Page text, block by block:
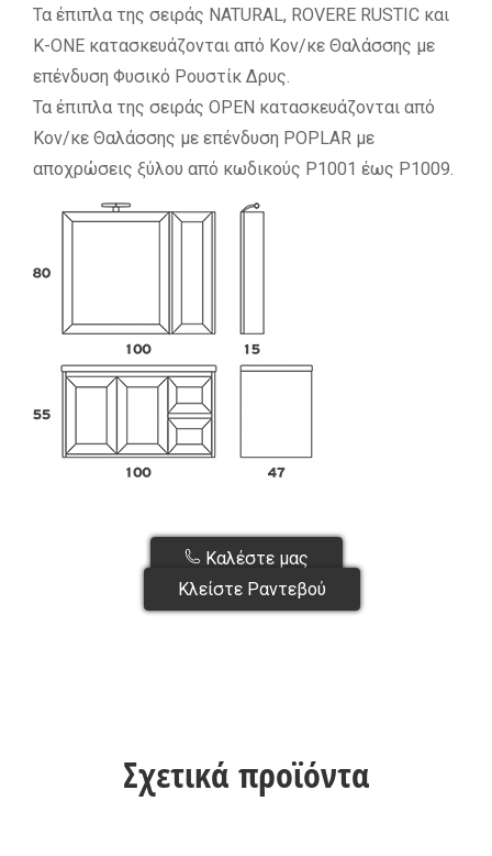
Τα έπιπλα της σειράς NATURAL, ROVERE RUSTIC και
K-ONE κατασκευάζονται από Κον/κε Θαλάσσης με
επένδυση Φυσικό Ρουστίκ Δρυς.
Τα έπιπλα της σειράς OPEN κατασκευάζονται από
Κον/κε Θαλάσσης με επένδυση POPLAR με
αποχρώσεις ξύλου από κωδικούς P1001 έως P1009.
Καλέστε μας
Κλείστε Ραντεβού
Σχετικά προϊόντα